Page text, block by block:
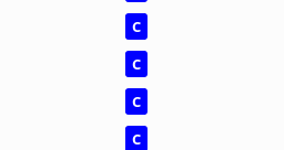
C
C
C
C